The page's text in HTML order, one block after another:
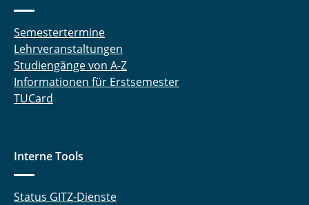
Semestertermine
Lehrveranstaltungen
Studiengänge von A-Z
Informationen für Erstsemester
TUCard
Interne Tools
Status GITZ-Dienste